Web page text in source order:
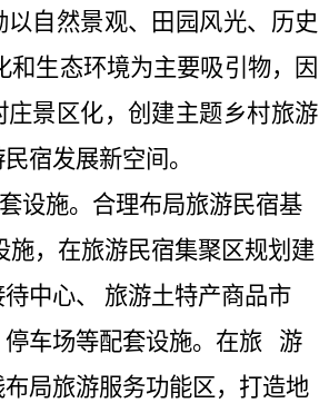
自然景观、田园风光、历史
和生态环境为主要吸引物，因
庄景区化，创建主题乡村旅游
宿发展新空间。
设施。 合理布局旅游民宿基
施，在旅游民宿集聚区规划建
中心、
旅游土特产商品市
车场等配套设施。在旅
游
布局旅游服务功能区，打造地